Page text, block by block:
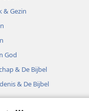
& Gezin
God
& De Bijbel
& De Bijbel